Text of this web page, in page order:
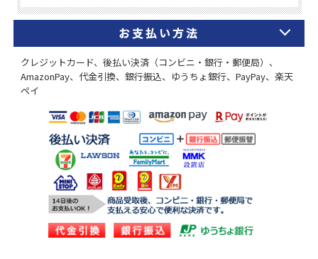
お支払い方法
クレジットカード、後払い決済（コンビニ・銀行・郵便局）、
AmazonPay、代金引換、銀行振込、ゆうちょ銀行、PayPay、楽天
ペイ